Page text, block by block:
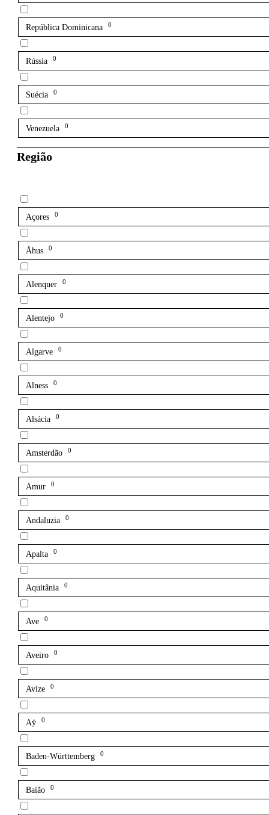
República Dominicana 0
Rússia 0
Suécia 0
Venezuela 0
Região
Açores 0
Åhus 0
Alenquer 0
Alentejo 0
Algarve 0
Alness 0
Alsácia 0
Amsterdão 0
Amur 0
Andaluzia 0
Apalta 0
Aquitânia 0
Ave 0
Aveiro 0
Avize 0
Aÿ 0
Baden-Württemberg 0
Baião 0